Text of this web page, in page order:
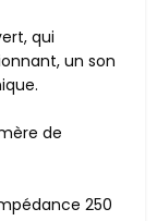
qui
un son
de
250